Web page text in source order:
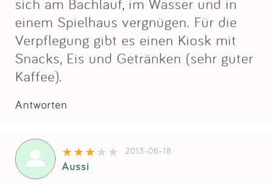
einem Spielhaus vergnügen. Für die
Verpflegung gibt es einen Kiosk mit
Snacks, Eis und Getränken (sehr guter
Kaffee).
Antworten
2013-06-18
Aussi